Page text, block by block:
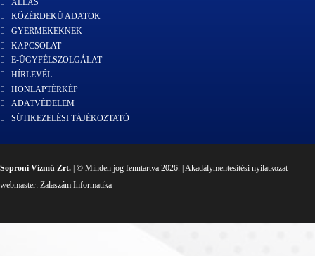
ÁLLÁS
KÖZÉRDEKŰ ADATOK
GYERMEKEKNEK
KAPCSOLAT
E-ÜGYFÉLSZOLGÁLAT
HÍRLEVÉL
HONLAPTÉRKÉP
ADATVÉDELEM
SÜTIKEZELÉSI TÁJÉKOZTATÓ
Soproni Vízmű Zrt. | © Minden jog fenntartva 2026. | Akadálymentesítési nyilatkozat
webmaster: Zalaszám Informatika